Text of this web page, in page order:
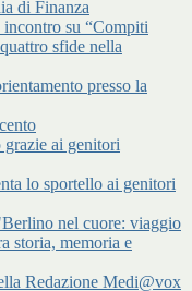
di Finanza
su “Compiti
sfide nella
presso la
ai genitori
lo sportello ai genitori
nel cuore: viaggio
storia, memoria e
Redazione Medi@vox